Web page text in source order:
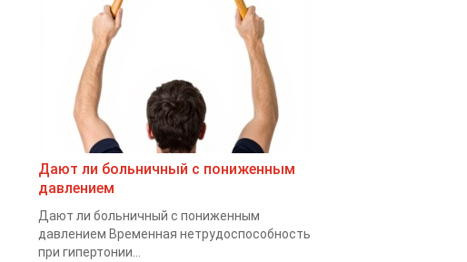
Дают ли больничный с пониженным
давлением
Дают ли больничный с пониженным
давлением Временная нетрудоспособность
при гипертонии...